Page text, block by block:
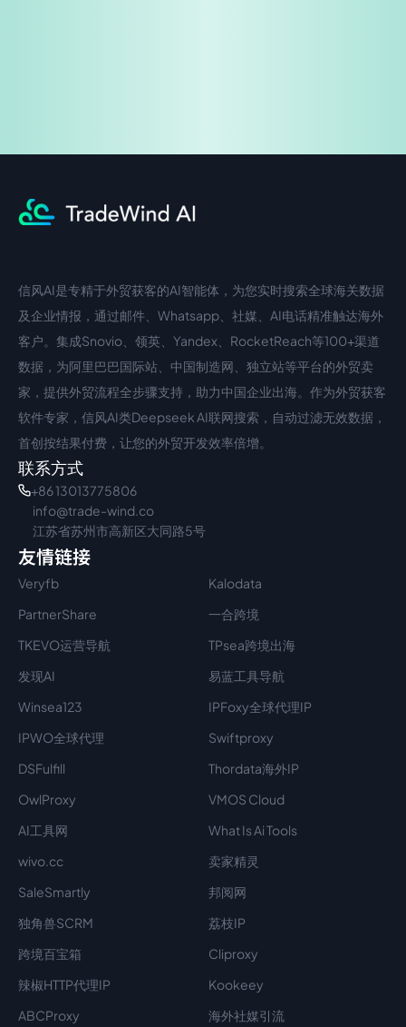
中文入口
信风AI是专精于外贸获客的AI智能体，为您实时搜索全球海关数据
及企业情报，通过邮件、Whatsapp、社媒、AI电话精准触达海外
客户。集成Snovio、领英、Yandex、RocketReach等100+渠道
数据，为阿里巴巴国际站、中国制造网、独立站等平台的外贸卖
家，提供外贸流程全步骤支持，助力中国企业出海。作为外贸获客
软件专家，信风AI类Deepseek AI联网搜索，自动过滤无效数据，
首创按结果付费，让您的外贸开发效率倍增。
联系方式
+86 13013775806
info@trade-wind.co
江苏省苏州市高新区大同路5号
友情链接
Veryfb
Kalodata
PartnerShare
一合跨境
TKEVO运营导航
TPsea跨境出海
发现AI
易蓝工具导航
Winsea123
IPFoxy全球代理IP
IPWO全球代理
Swiftproxy
DSFulfill
Thordata海外IP
OwlProxy
VMOS Cloud
AI工具网
What Is Ai Tools
wivo.cc
卖家精灵
SaleSmartly
邦阅网
独角兽SCRM
荔枝IP
跨境百宝箱
Cliproxy
辣椒HTTP代理IP
Kookeey
ABCProxy
海外社媒引流